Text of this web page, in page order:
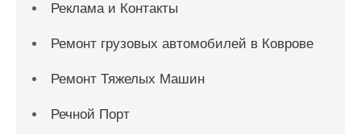
Реклама и Контакты
Ремонт грузовых автомобилей в Коврове
Ремонт Тяжелых Машин
Речной Порт